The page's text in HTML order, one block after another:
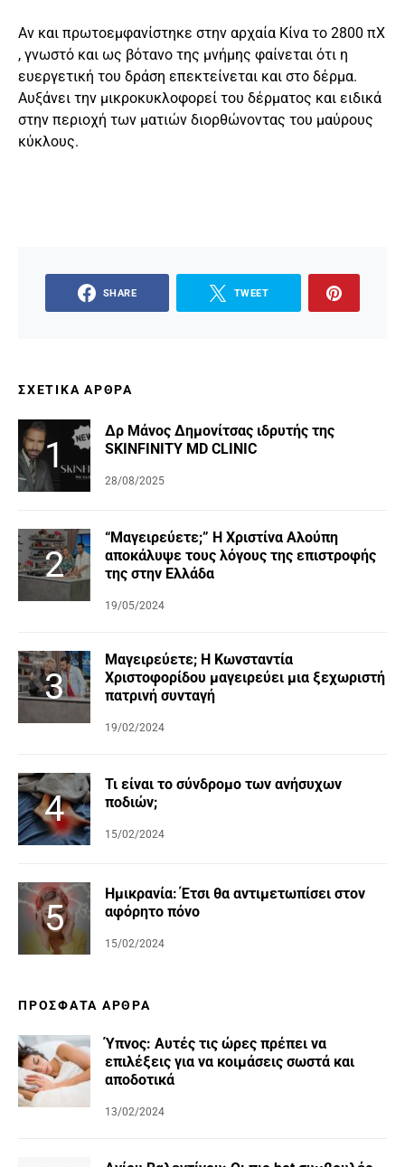
Αν και πρωτοεμφανίστηκε στην αρχαία Κίνα το 2800 πΧ
, γνωστό και ως βότανο της μνήμης φαίνεται ότι η
ευεργετική του δράση επεκτείνεται και στο δέρμα.
Αυξάνει την μικροκυκλοφορεί του δέρματος και ειδικά
στην περιοχή των ματιών διορθώνοντας του μαύρους
κύκλους.
SHARE TWEET
ΣΧΕΤΙΚΆ ΆΡΘΡΑ
Δρ Μάνος Δημονίτσας ιδρυτής της
SKINFINITY MD CLINIC
28/08/2025
“Μαγειρεύετε;” Η Χριστίνα Αλούπη
αποκάλυψε τους λόγους της επιστροφής
της στην Ελλάδα
19/05/2024
Μαγειρεύετε; Η Κωνσταντία
Χριστοφορίδου μαγειρεύει μια ξεχωριστή
πατρινή συνταγή
19/02/2024
Τι είναι το σύνδρομο των ανήσυχων
ποδιών;
15/02/2024
Ημικρανία: Έτσι θα αντιμετωπίσει στον
αφόρητο πόνο
15/02/2024
ΠΡΌΣΦΑΤΑ ΆΡΘΡΑ
Ύπνος: Αυτές τις ώρες πρέπει να
επιλέξεις για να κοιμάσεις σωστά και
αποδοτικά
13/02/2024